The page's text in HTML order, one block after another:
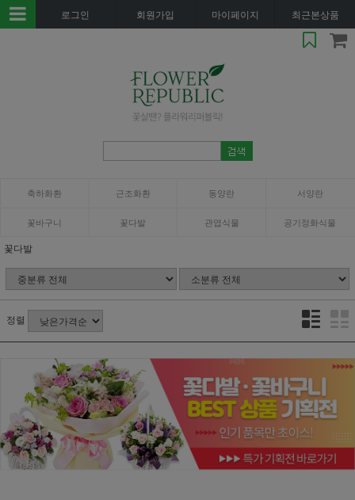
로그인 회원가입 마이페이지 최근본상품
축하화환 근조화환 동양란 서양란
꽃바구니 꽃다발 관엽식물 공기정화식물
꽃다발
정렬